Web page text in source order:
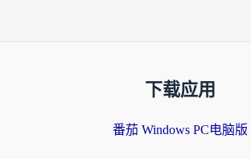
下载应用
番茄 Windows PC电脑版